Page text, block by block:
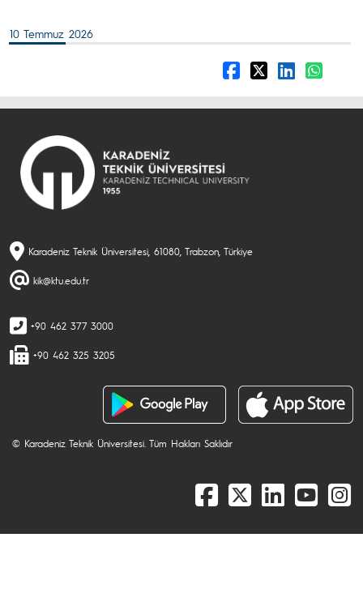
10 Temmuz 2026
Karadeniz Teknik Üniversitesi, 61080, Trabzon, Türkiye
kik@ktu.edu.tr
+90 462 377 3000
+90 462 325 3205
© Karadeniz Teknik Üniversitesi. Tüm Hakları Saklıdır